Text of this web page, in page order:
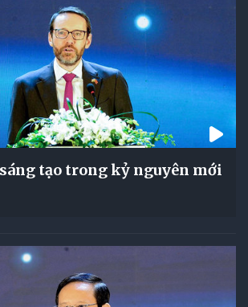
tạo trong kỷ nguyên mới